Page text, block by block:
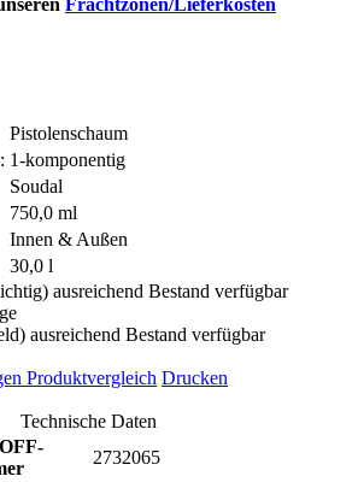
Pistolenschaum
1-komponentig
Soudal
750,0 ml
Innen & Außen
30,0 l
ausreichend Bestand verfügbar
ausreichend Bestand verfügbar
Produktvergleich Drucken
Technische Daten
2732065